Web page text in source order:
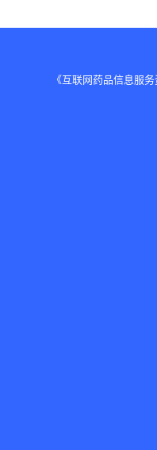
《互联网药品信息服